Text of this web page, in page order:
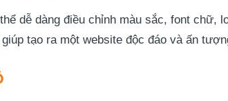
dễ dàng điều chỉnh màu sắc, font chữ,
tạo ra một website độc đáo và ấn